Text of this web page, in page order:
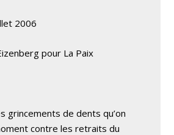
2006
pour La Paix
grincements de dents qu’on
contre les retraits du